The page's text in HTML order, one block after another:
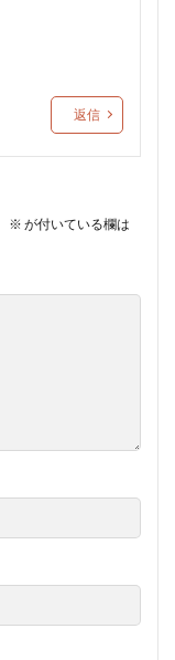
返信
※ が付いている欄は